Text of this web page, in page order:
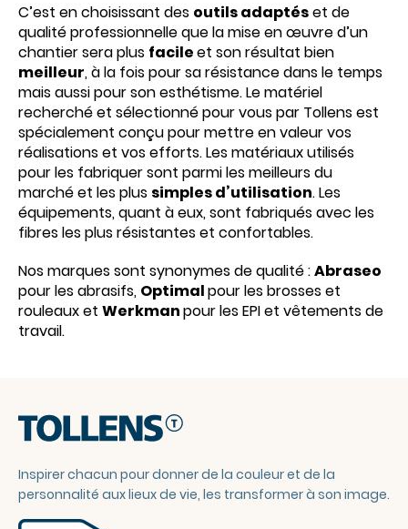
C’est en choisissant des outils adaptéset de
qualité professionnelle que la mise en œuvre d’un
chantier sera plus facileet son résultat bien
meilleur, à la fois pour sa résistance dans le temps
mais aussi pour son esthétisme. Le matériel
recherché et sélectionné pour vous par Tollens est
spécialement conçu pour mettre en valeur vos
réalisations et vos efforts. Les matériaux utilisés
pour les fabriquer sont parmi les meilleurs du
marché et les plus simples d’utilisation. Les
équipements, quant à eux, sont fabriqués avec les
fibres les plus résistantes et confortables.
Nos marques sont synonymes de qualité :Abraseo
pour les abrasifs, Optimalpour les brosses et
rouleaux et Werkmanpour les EPI et vêtements de
travail.
Inspirer chacun pour donner de la couleur et de la
personnalité aux lieux de vie, les transformer à son image.